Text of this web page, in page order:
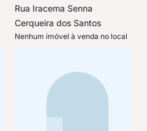
Rua Iracema Senna
Cerqueira dos Santos
Nenhum imóvel à venda no local